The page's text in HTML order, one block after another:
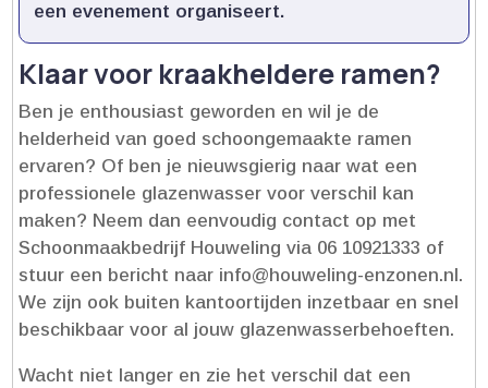
een evenement organiseert.​
Klaar voor kraakheldere ramen?
Ben je enthousiast geworden en wil je de
helderheid van goed schoongemaakte ramen
ervaren? Of ben je nieuwsgierig naar wat een
professionele glazenwasser voor verschil kan
maken? Neem dan eenvoudig contact op met
Schoonmaakbedrijf Houweling via 06 10921333 of
stuur een bericht naar info@houweling-enzonen.​nl.​
We zijn ook buiten kantoortijden inzetbaar en snel
beschikbaar voor al jouw glazenwasserbehoeften.​
Wacht niet langer en zie het verschil dat een